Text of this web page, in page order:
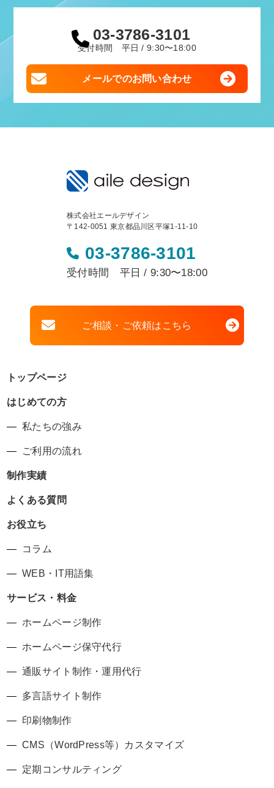
03-3786-3101
受付時間 平日 / 9:30〜18:00
メールでのお問い合わせ
株式会社エールデザイン
〒142-0051 東京都品川区平塚1-11-10
03-3786-3101
受付時間 平日 / 9:30〜18:00
ご相談・ご依頼はこちら
トップページ
はじめての方
私たちの強み
ご利用の流れ
制作実績
よくある質問
お役立ち
コラム
WEB・IT用語集
サービス・料金
ホームページ制作
ホームページ保守代行
通販サイト制作・運用代行
多言語サイト制作
印刷物制作
CMS（WordPress等）カスタマイズ
定期コンサルティング